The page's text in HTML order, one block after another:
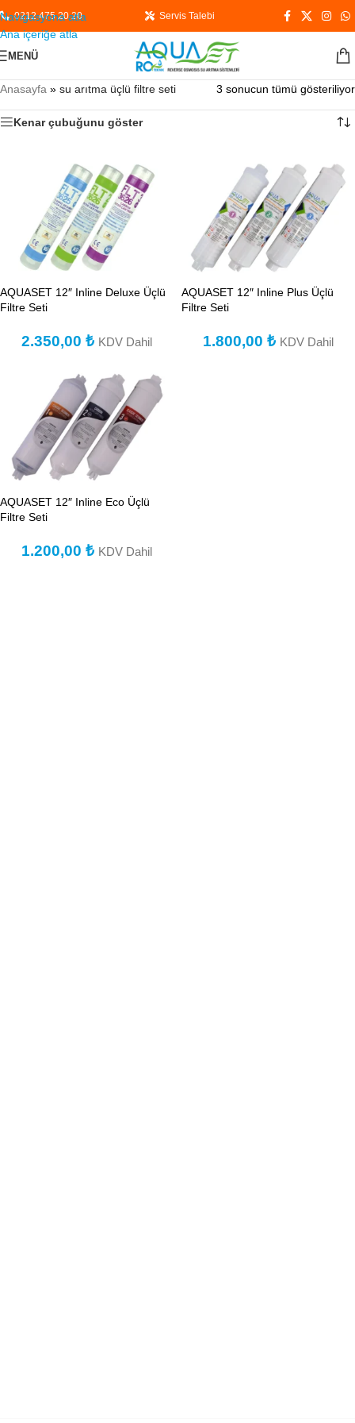
Navigasyona atla
Ana içeriğe atla
0212 475 20 20 Servis Talebi
MENÜ
Anasayfa » su arıtma üçlü filtre seti 3 sonucun tümü gösteriliyor
Kenar çubuğunu göster
AQUASET 12″ Inline Deluxe Üçlü
Filtre Seti
2.350,00 ₺ KDV Dahil
AQUASET 12″ Inline Plus Üçlü
Filtre Seti
1.800,00 ₺ KDV Dahil
AQUASET 12″ Inline Eco Üçlü
Filtre Seti
1.200,00 ₺ KDV Dahil